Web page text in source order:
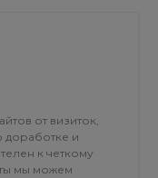
от визиток,
доработке и
к четкому
мы можем